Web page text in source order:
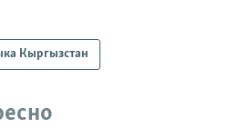
Кыргызстан